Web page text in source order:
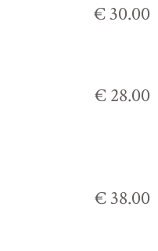
€ 30.00
€ 28.00
€ 38.00